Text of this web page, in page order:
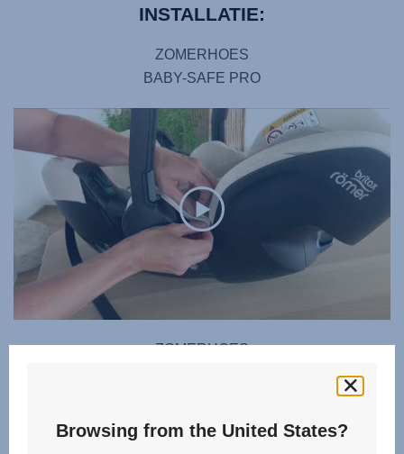
INSTALLATIE:
ZOMERHOES
BABY-SAFE PRO
ZOMERHOES
Browsing from the United States?